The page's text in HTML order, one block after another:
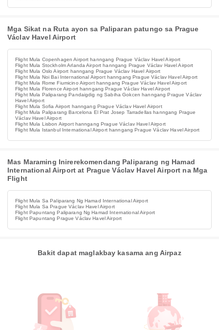
Mga Sikat na Ruta ayon sa Paliparan patungo sa Prague
Václav Havel Airport
Flight Mula Copenhagen Airport hanngang Prague Václav Havel Airport
Flight Mula Stockholm Arlanda Airport hanngang Prague Václav Havel Airport
Flight Mula Oslo Airport hanngang Prague Václav Havel Airport
Flight Mula Noi Bai International Airport hanngang Prague Václav Havel Airport
Flight Mula Rome Fiumicino Airport hanngang Prague Václav Havel Airport
Flight Mula Florence Airport hanngang Prague Václav Havel Airport
Flight Mula Paliparang Pandaigdig ng Sabiha Gokcen hanngang Prague Václav
Havel Airport
Flight Mula Sofia Airport hanngang Prague Václav Havel Airport
Flight Mula Paliparang Barcelona El Prat Josep Tarradellas hanngang Prague
Václav Havel Airport
Flight Mula Lisbon Airport hanngang Prague Václav Havel Airport
Flight Mula Istanbul International Airport hanngang Prague Václav Havel Airport
Mas Maraming Inirerekomendang Paliparang ng Hamad
International Airport at Prague Václav Havel Airport na Mga
Flight
Flight Mula Sa Paliparang Ng Hamad International Airport
Flight Mula Sa Prague Václav Havel Airport
Flight Papuntang Paliparang Ng Hamad International Airport
Flight Papuntang Prague Václav Havel Airport
Bakit dapat maglakbay kasama ang Airpaz